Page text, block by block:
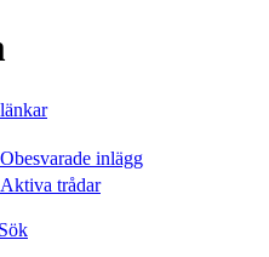
Obesvarade inlägg
Aktiva trådar
Sök